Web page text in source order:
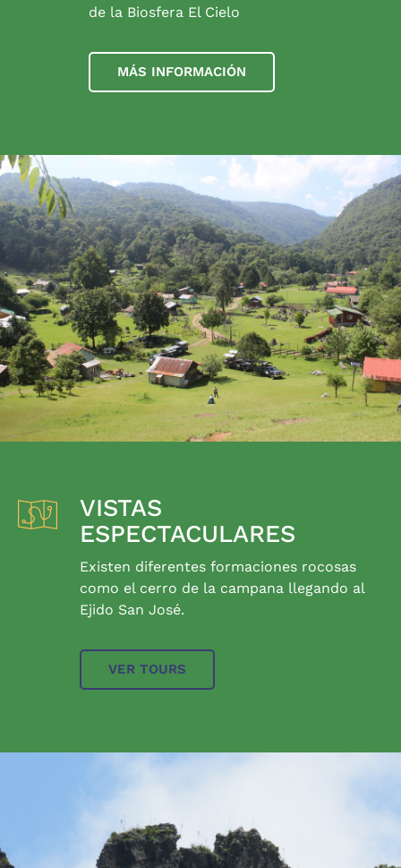
de la Biosfera El Cielo
MÁS INFORMACIÓN
VISTAS
ESPECTACULARES
Existen diferentes formaciones rocosas
como el cerro de la campana llegando al
Ejido San José.
VER TOURS